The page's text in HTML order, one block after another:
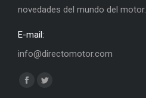
novedades del mundo del motor.
E-mail:
info@directomotor.com
Find us on:
Facebook
Twitter